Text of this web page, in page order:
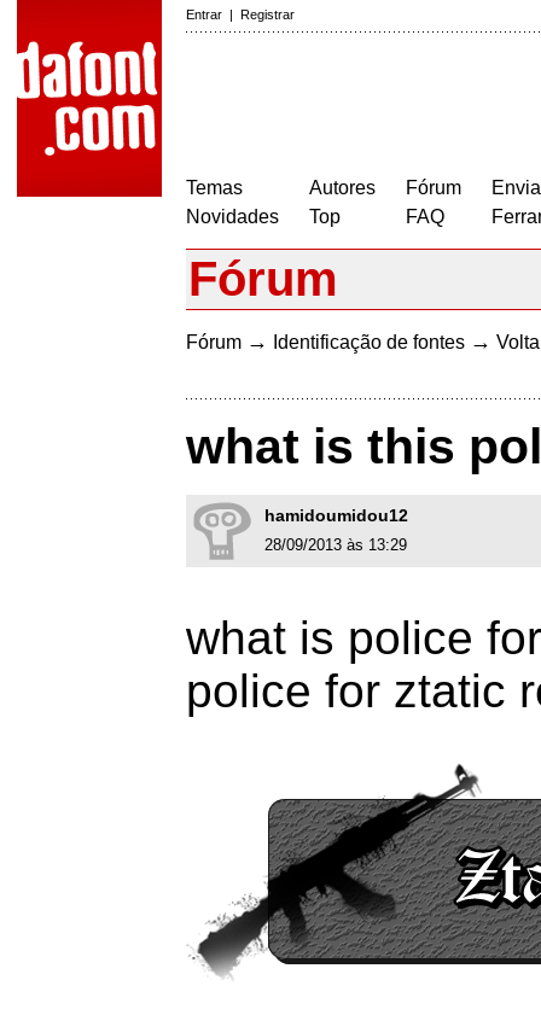
Entrar | Registrar
Temas
Novidades
Autores
Top
Fórum
FAQ
Fórum
Fórum → Identificação de fontes →
what is this
hamidoumidou12
28/09/2013 às 13:29
what is police
police for ztatic